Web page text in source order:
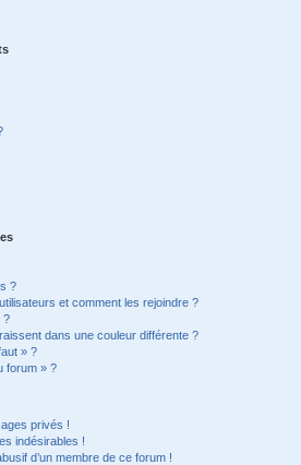
?
et comment les rejoindre ?
?
dans une couleur différente ?
» ?
forum » ?
privés !
indésirables !
d’un membre de ce forum !